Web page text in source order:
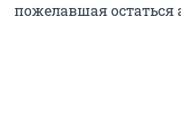
пожелавшая